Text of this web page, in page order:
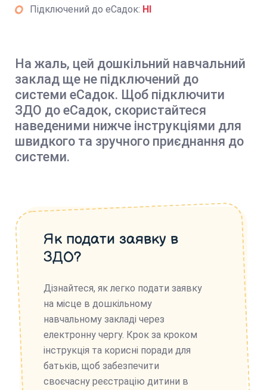
Підключений до еСадок: НІ
На жаль, цей дошкільний навчальний
заклад ще не підключений до
системи еСадок. Щоб підключити
ЗДО до еСадок, скористайтеся
наведеними нижче інструкціями для
швидкого та зручного приєднання до
системи.
Як подати заявку в
ЗДО?
Дізнайтеся, як легко подати заявку
на місце в дошкільному
навчальному закладі через
електронну чергу. Крок за кроком
інструкція та корисні поради для
батьків, щоб забезпечити
своєчасну реєстрацію дитини в